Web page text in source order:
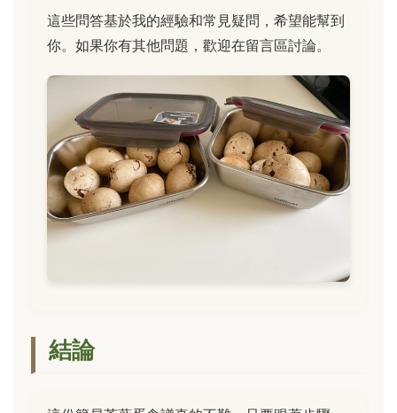
這些問答基於我的經驗和常見疑問，希望能幫到
你。如果你有其他問題，歡迎在留言區討論。
結論